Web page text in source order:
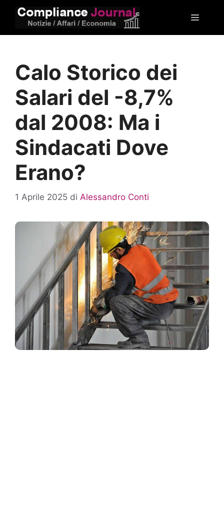
Menu
Calo Storico dei
Salari del -8,7%
dal 2008: Ma i
Sindacati Dove
Erano?
1 Aprile 2025 di Alessandro Conti